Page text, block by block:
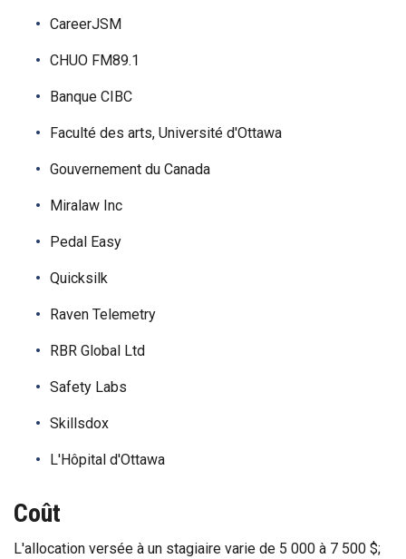
CareerJSM
CHUO FM89.1
Banque CIBC
Faculté des arts, Université d'Ottawa
Gouvernement du Canada
Miralaw Inc
Pedal Easy
Quicksilk
Raven Telemetry
RBR Global Ltd
Safety Labs
Skillsdox
L'Hôpital d'Ottawa
Coût
L'allocation versée à un stagiaire varie de 5 000 à 7 500 $;